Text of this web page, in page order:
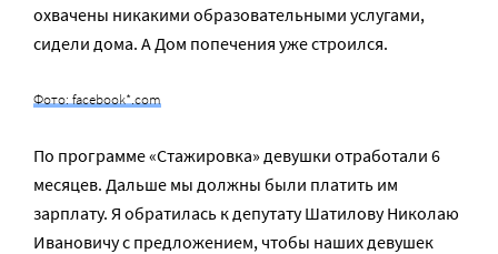
охвачены никакими образовательными услугами,
сидели дома. А Дом попечения уже строился.
Фото: facebook*.com
По программе «Стажировка» девушки отработали 6
месяцев. Дальше мы должны были платить им
зарплату. Я обратилась к депутату Шатилову Николаю
Ивановичу с предложением, чтобы наших девушек